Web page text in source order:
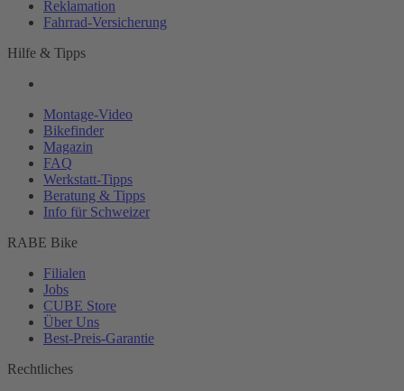
Reklamation
Fahrrad-Versicherung
Hilfe & Tipps
Montage-Video
Bikefinder
Magazin
FAQ
Werkstatt-Tipps
Beratung & Tipps
Info für Schweizer
RABE Bike
Filialen
Jobs
CUBE Store
Über Uns
Best-Preis-Garantie
Rechtliches